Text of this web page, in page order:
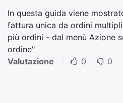
In questa guida viene
fattura unica da ordini
più ordini - dal menù Azione
ordine"
Valutazione
0 0